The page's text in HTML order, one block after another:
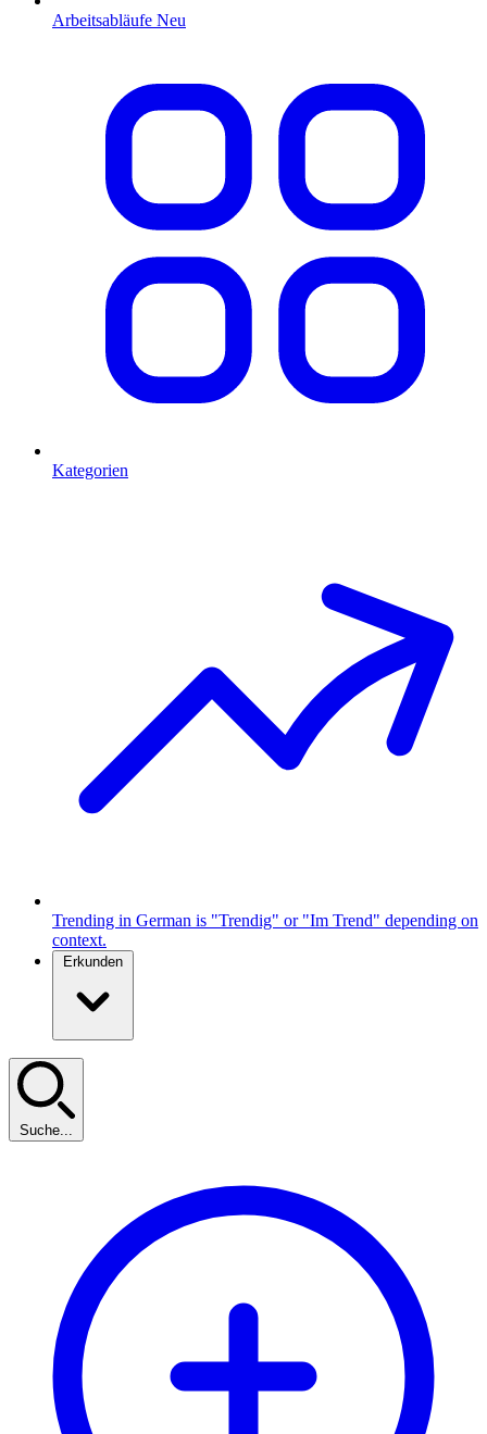
Arbeitsabläufe Neu
Kategorien
Trending in German is "Trendig" or "Im Trend" depending on
context.
Erkunden
Suche...